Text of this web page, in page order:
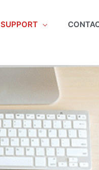
SUPPORT